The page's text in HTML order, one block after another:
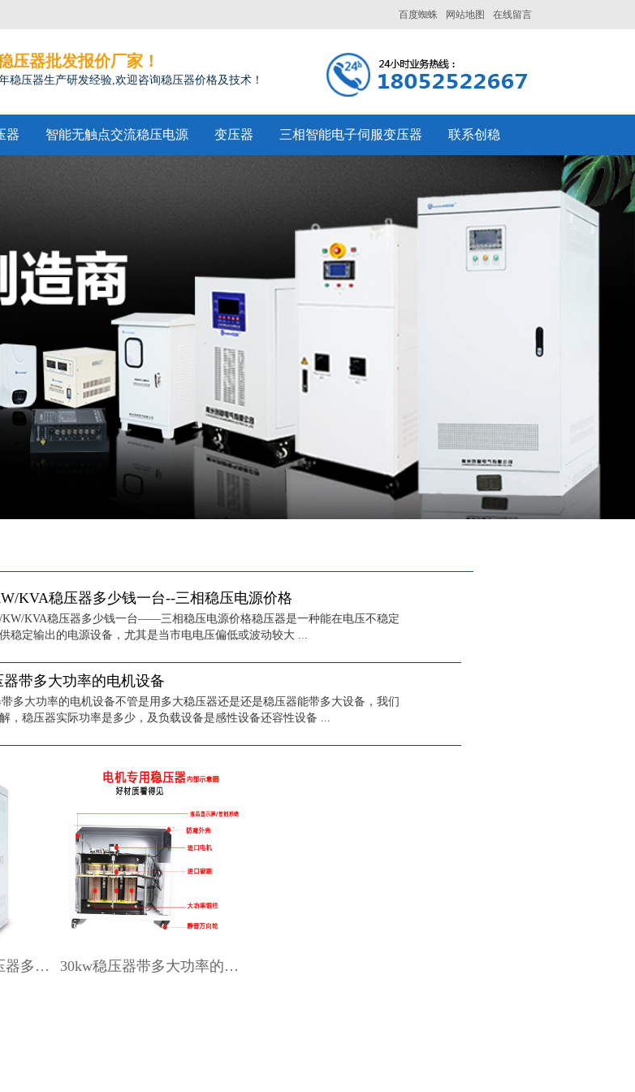
在线留言
网站地图
百度蜘蛛
压器批发报价厂家！
稳压器生产研发经验,欢迎咨询稳压器价格及技术！
器 智能无触点交流稳压电源 变压器 三相智能电子伺服变压器 联系创稳
KVA稳压器多少钱一台--三相稳压电源价格
KW/KVA稳压器多少钱一台——三相稳压电源价格稳压器是一种能在电压不稳定
稳定输出的电源设备，尤其是当市电电压偏低或波动较大 ...
器带多大功率的电机设备
多大功率的电机设备不管是用多大稳压器还是还是稳压器能带多大设备，我们
，稳压器实际功率是多少，及负载设备是感性设备还容性设备 ...
30千瓦/KW/KVA稳压器多少钱一台--三相稳压电源价格
器多
电源
30kw稳压器带多大功率的电机设备
30kw稳压器带多大功率的
电机设备